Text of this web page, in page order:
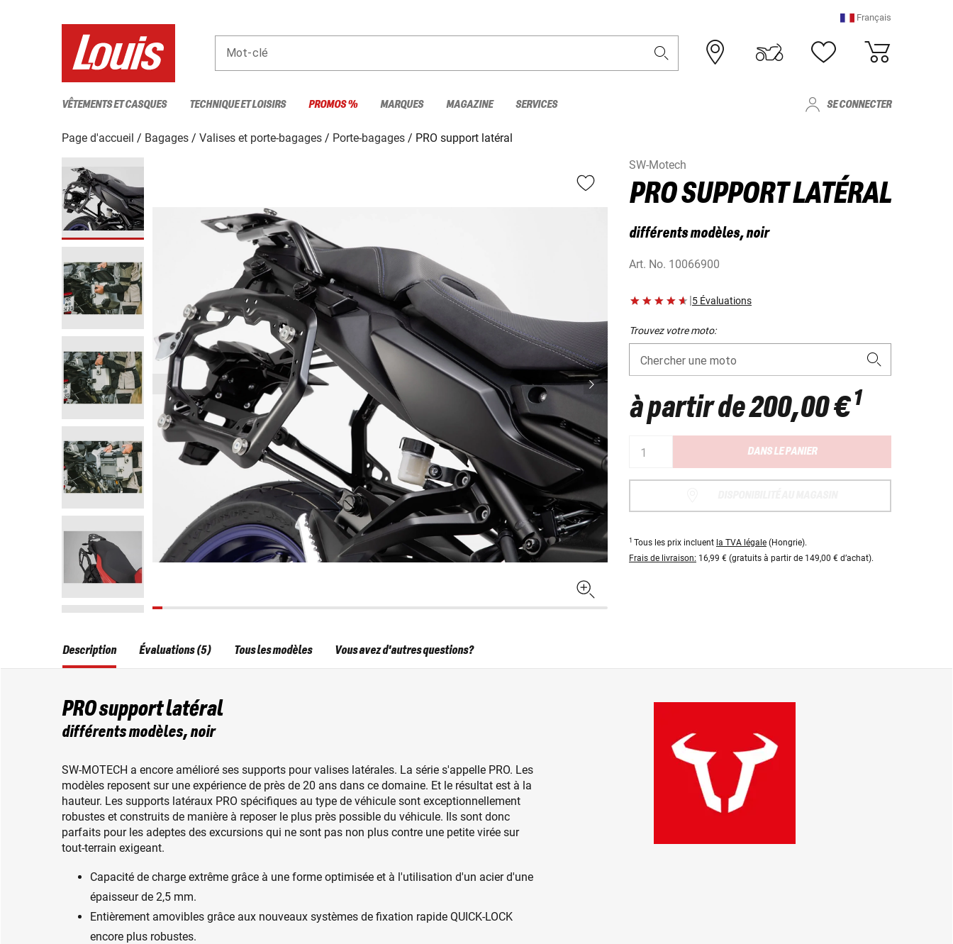
Français
Mot-clé
VÊTEMENTS ET CASQUES TECHNIQUE ET LOISIRS PROMOS % MARQUES MAGAZINE SERVICES SE CONNECTER
Page d'accueil Bagages Valises et porte-bagages Porte-bagages
PRO support latéral
SW-Motech
PRO SUPPORT LATÉRAL
différents modèles, noir
Art. No. 10066900
|5 Évaluations
Trouvez votre moto:
Chercher une moto
à partir de200,00 €1
DANS LE PANIER
1 Tous les prix incluent la TVA légale (Hongrie).
Frais de livraison: 16,99 € (gratuits à partir de 149,00 € d’achat).
Description
PRO support latéral
différents modèles, noir
SW-MOTECH a encore amélioré ses supports pour valises latérales. La série s'appelle PRO. Les
modèles reposent sur une expérience de près de 20 ans dans ce domaine. Et le résultat est à la
hauteur. Les supports latéraux PRO spécifiques au type de véhicule sont exceptionnellement
robustes et construits de manière à reposer le plus près possible du véhicule. Ils sont donc
parfaits pour les adeptes des excursions qui ne sont pas non plus contre une petite virée sur
tout-terrain exigeant.
Capacité de charge extrême grâce à une forme optimisée et à l'utilisation d'un acier d'une
épaisseur de 2,5 mm.
Entièrement amovibles grâce aux nouveaux systèmes de fixation rapide QUICK-LOCK
encore plus robustes.
Évaluations (5) Tous les modèles Vous avez d'autres questions?